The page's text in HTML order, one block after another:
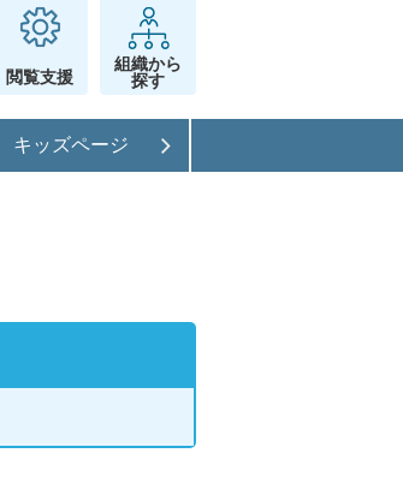
閲覧支援
組織から
探す
キッズページ